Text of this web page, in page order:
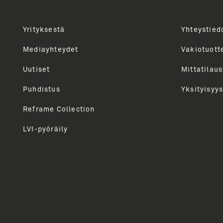
kautta. Tarjoamme sinulle parhaat sisällöt, vinkit,
Yrityksestä
Mediayhteydet
Uutiset
Puhdistus
Reframe Collection
LVI-pyöräily